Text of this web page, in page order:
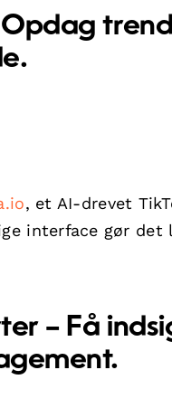
Opdag
, et AI-drevet
interface gør det
– Få